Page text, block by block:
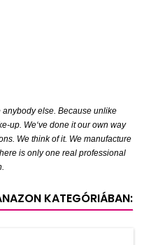
anybody else. Because unlike
up. We‘ve done it our own way
We think of it. We manufacture
is only one real professional
KATEGÓRIÁBAN: